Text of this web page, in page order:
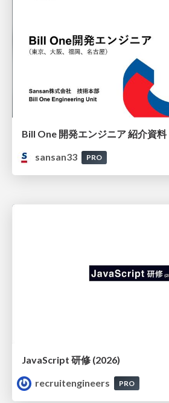
Bill One 開発エンジニア 紹介資料
sansan33
PRO
JavaScript 研修 (2026)
recruitengineers
PRO